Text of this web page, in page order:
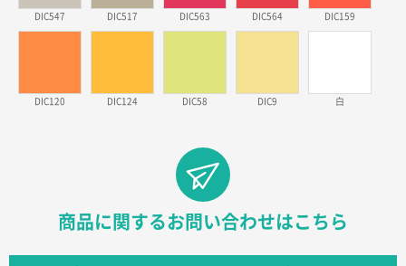
2026年03月09日 08:27
ラミネート紙袋 規格L1サイズ(A4対応)
見積りの仕方が明確だったから
【オーダー商品】特別ご注文ページ041000枚
DIC547 DIC517 DIC563 DIC564 DIC159
DIC120 DIC124 DIC58 DIC9 白
商品に関するお問い合わせはこちら